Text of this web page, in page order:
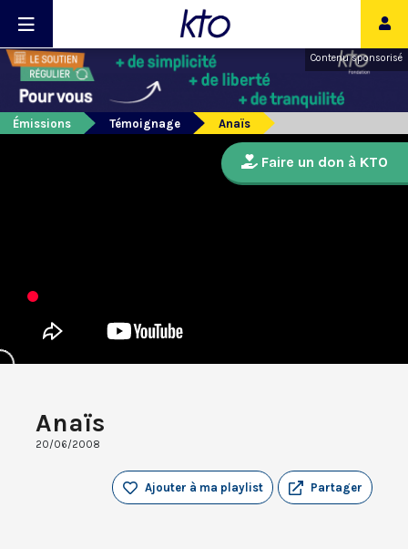
Contenu sponsorisé
Émissions Témoignage Anaïs
Anaïs
20/06/2008
Partager
Ajouter à ma playlist
Faire un don à KTO